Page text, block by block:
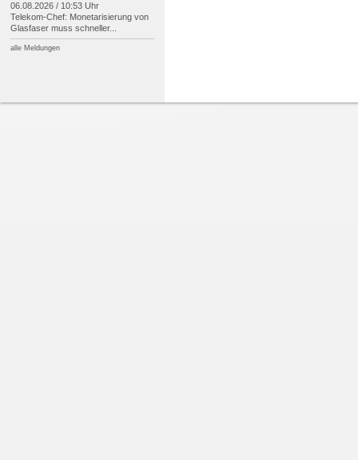
06.08.2026 / 10:53 Uhr
Telekom-Chef: Monetarisierung von
Glasfaser muss schneller...
alle Meldungen